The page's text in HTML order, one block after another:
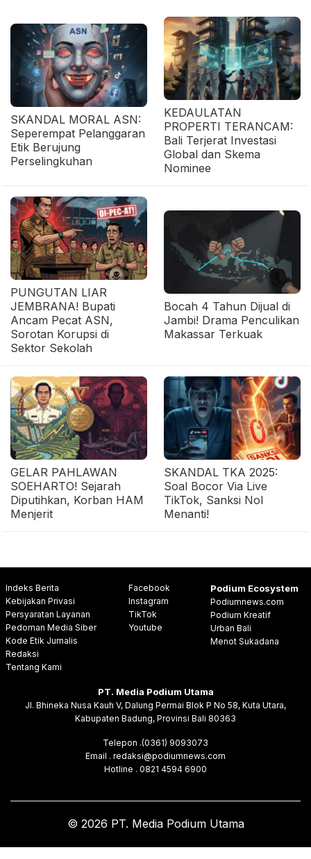
SKANDAL MORAL ASN:
Seperempat Pelanggaran
Etik Berujung
Perselingkuhan
KEDAULATAN
PROPERTI TERANCAM:
Bali Terjerat Investasi
Global dan Skema
Nominee
PUNGUTAN LIAR
JEMBRANA! Bupati
Ancam Pecat ASN,
Sorotan Korupsi di
Sektor Sekolah
Bocah 4 Tahun Dijual di
Jambi! Drama Penculikan
Makassar Terkuak
GELAR PAHLAWAN
SOEHARTO! Sejarah
Diputihkan, Korban HAM
Menjerit
SKANDAL TKA 2025:
Soal Bocor Via Live
TikTok, Sanksi Nol
Menanti!
Indeks Berita
Kebijakan Privasi
Persyaratan Layanan
Pedoman Media Siber
Kode Etik Jurnalis
Redaksi
Tentang Kami
Facebook
Instagram
TikTok
Youtube
Podium Ecosystem
Podiumnews.com
Podium Kreatif
Urban Bali
Menot Sukadana
PT. Media Podium Utama
Jl. Bhineka Nusa Kauh V, Dalung Permai Blok P No 58, Kuta Utara,
Kabupaten Badung, Provinsi Bali 80363
Telepon .(0361) 9093073
Email . redaksi@podiumnews.com
Hotline . 0821 4594 6900
© 2026 PT. Media Podium Utama